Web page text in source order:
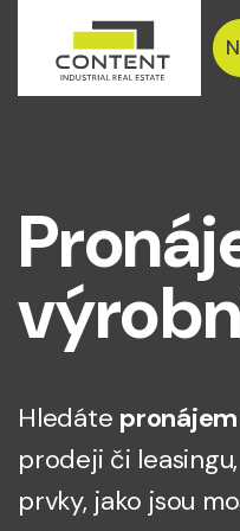
Hledáte
prodeji či
prvky, jako jsou